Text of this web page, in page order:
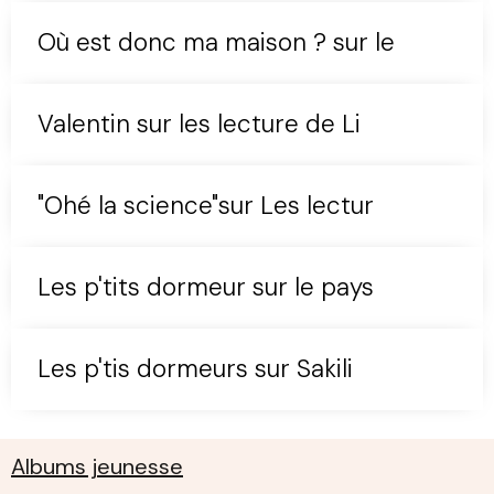
Où est donc ma maison ? sur le
Valentin sur les lecture de Li
"Ohé la science"sur Les lectur
Les p'tits dormeur sur le pays
Les p'tis dormeurs sur Sakili
Albums jeunesse